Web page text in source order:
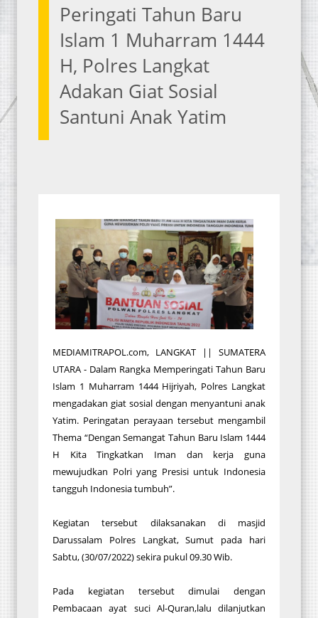
Peringati Tahun Baru
Islam 1 Muharram 1444
H, Polres Langkat
Adakan Giat Sosial
Santuni Anak Yatim
MEDIAMITRAPOL.com, LANGKAT || SUMATERA
UTARA - Dalam Rangka Memperingati Tahun Baru
Islam 1 Muharram 1444 Hijriyah, Polres Langkat
mengadakan giat sosial dengan menyantuni anak
Yatim. Peringatan perayaan tersebut mengambil
Thema “Dengan Semangat Tahun Baru Islam 1444
H Kita Tingkatkan Iman dan kerja guna
mewujudkan Polri yang Presisi untuk Indonesia
tangguh Indonesia tumbuh”.
Kegiatan tersebut dilaksanakan di masjid
Darussalam Polres Langkat, Sumut pada hari
Sabtu, (30/07/2022) sekira pukul 09.30 Wib.
Pada kegiatan tersebut dimulai dengan
Pembacaan ayat suci Al-Quran,lalu dilanjutkan